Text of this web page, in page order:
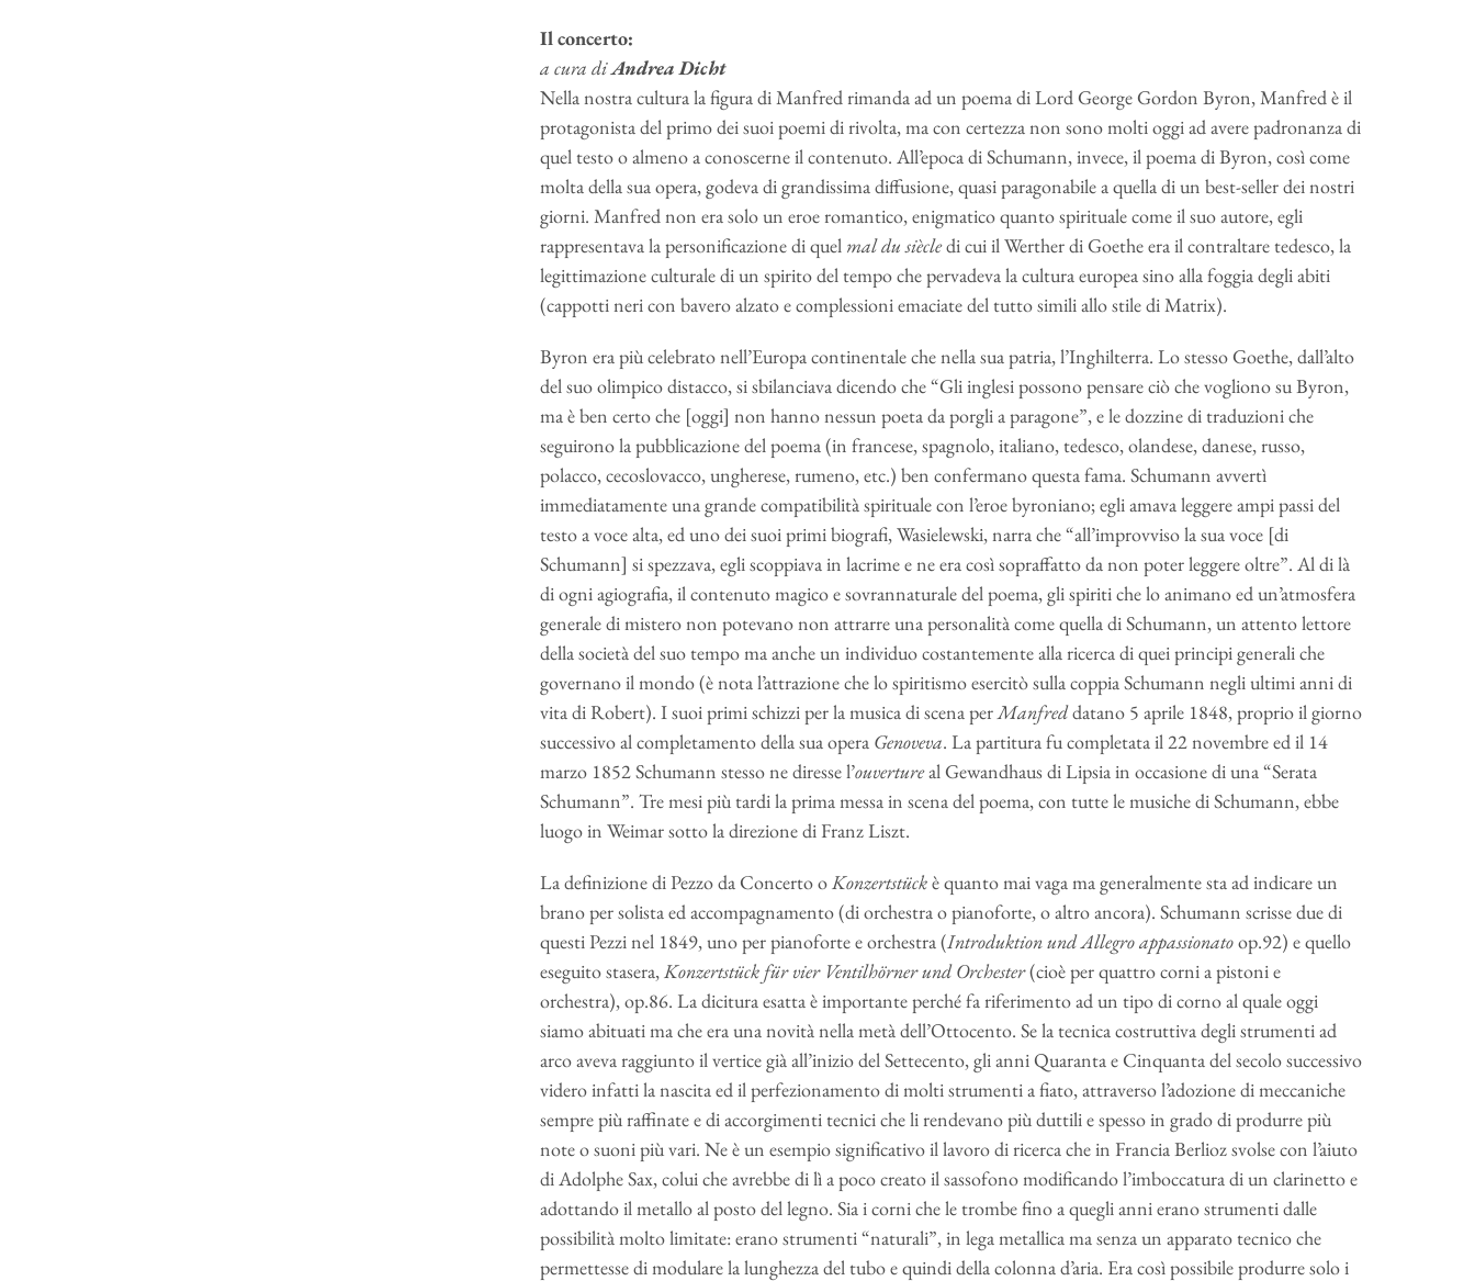
Il concerto:
a cura diAndrea Dicht
Nella nostra cultura la figura di Manfred rimanda ad un poema di Lord George Gordon Byron, Manfred è il
protagonista del primo dei suoi poemi di rivolta, ma con certezza non sono molti oggi ad avere padronanza di
quel testo o almeno a conoscerne il contenuto. All’epoca di Schumann, invece, il poema di Byron, così come
molta della sua opera, godeva di grandissima diffusione, quasi paragonabile a quella di un best-seller dei nostri
giorni. Manfred non era solo un eroe romantico, enigmatico quanto spirituale come il suo autore, egli
rappresentava la personificazione di quel mal du siècledi cui il Werther di Goethe era il contraltare tedesco, la
legittimazione culturale di un spirito del tempo che pervadeva la cultura europea sino alla foggia degli abiti
(cappotti neri con bavero alzato e complessioni emaciate del tutto simili allo stile di Matrix).
Byron era più celebrato nell’Europa continentale che nella sua patria, l’Inghilterra. Lo stesso Goethe, dall’alto
del suo olimpico distacco, si sbilanciava dicendo che “Gli inglesi possono pensare ciò che vogliono su Byron,
ma è ben certo che [oggi] non hanno nessun poeta da porgli a paragone”, e le dozzine di traduzioni che
seguirono la pubblicazione del poema (in francese, spagnolo, italiano, tedesco, olandese, danese, russo,
polacco, cecoslovacco, ungherese, rumeno, etc.) ben confermano questa fama. Schumann avvertì
immediatamente una grande compatibilità spirituale con l’eroe byroniano; egli amava leggere ampi passi del
testo a voce alta, ed uno dei suoi primi biografi, Wasielewski, narra che “all’improvviso la sua voce [di
Schumann] si spezzava, egli scoppiava in lacrime e ne era così sopraffatto da non poter leggere oltre”. Al di là
di ogni agiografia, il contenuto magico e sovrannaturale del poema, gli spiriti che lo animano ed un’atmosfera
generale di mistero non potevano non attrarre una personalità come quella di Schumann, un attento lettore
della società del suo tempo ma anche un individuo costantemente alla ricerca di quei principi generali che
governano il mondo (è nota l’attrazione che lo spiritismo esercitò sulla coppia Schumann negli ultimi anni di
vita di Robert). I suoi primi schizzi per la musica di scena perManfreddatano 5 aprile 1848, proprio il giorno
successivo al completamento della sua opera Genoveva. La partitura fu completata il 22 novembre ed il 14
marzo 1852 Schumann stesso ne diresse l’ouvertureal Gewandhaus di Lipsia in occasione di una “Serata
Schumann”. Tre mesi più tardi la prima messa in scena del poema, con tutte le musiche di Schumann, ebbe
luogo in Weimar sotto la direzione di Franz Liszt.
La definizione di Pezzo da Concerto oKonzertstückè quanto mai vaga ma generalmente sta ad indicare un
brano per solista ed accompagnamento (di orchestra o pianoforte, o altro ancora). Schumann scrisse due di
questi Pezzi nel 1849, uno per pianoforte e orchestra (Introduktion und Allegro appassionatoop.92) e quello
eseguito stasera,Konzertstück für vier Ventilhörnerund Orchester(cioè per quattro corni a pistoni e
orchestra), op.86. La dicitura esatta è importante perché fa riferimento ad un tipo di corno al quale oggi
siamo abituati ma che era una novità nella metà dell’Ottocento. Se la tecnica costruttiva degli strumenti ad
arco aveva raggiunto il vertice già all’inizio del Settecento, gli anni Quaranta e Cinquanta del secolo successivo
videro infatti la nascita ed il perfezionamento di molti strumenti a fiato, attraverso l’adozione di meccaniche
sempre più raffinate e di accorgimenti tecnici che li rendevano più duttili e spesso in grado di produrre più
note o suoni più vari. Ne è un esempio significativo il lavoro di ricerca che in Francia Berlioz svolse con l’aiuto
di Adolphe Sax, colui che avrebbe di lì a poco creato il sassofono modificando l’imboccatura di un clarinetto e
adottando il metallo al posto del legno. Sia i corni che le trombe fino a quegli anni erano strumenti dalle
possibilità molto limitate: erano strumenti “naturali”, in lega metallica ma senza un apparato tecnico che
permettesse di modulare la lunghezza del tubo e quindi della colonna d’aria. Era così possibile produrre solo i